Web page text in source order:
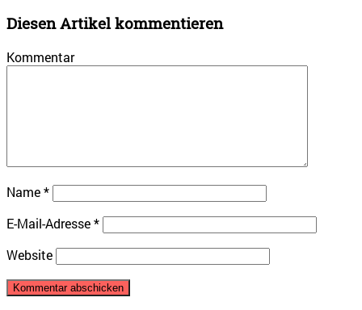
Diesen Artikel kommentieren
Kommentar
Name*
E-Mail-Adresse*
Website